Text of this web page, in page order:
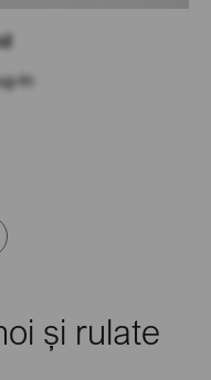
In
și rulate